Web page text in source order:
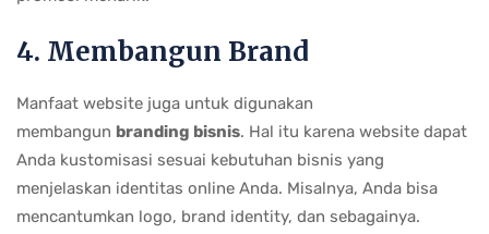
4. Membangun Brand
Manfaat website juga untuk digunakan
membangun branding bisnis. Hal itu karena website dapat
Anda kustomisasi sesuai kebutuhan bisnis yang
menjelaskan identitas online Anda. Misalnya, Anda bisa
mencantumkan logo, brand identity, dan sebagainya.